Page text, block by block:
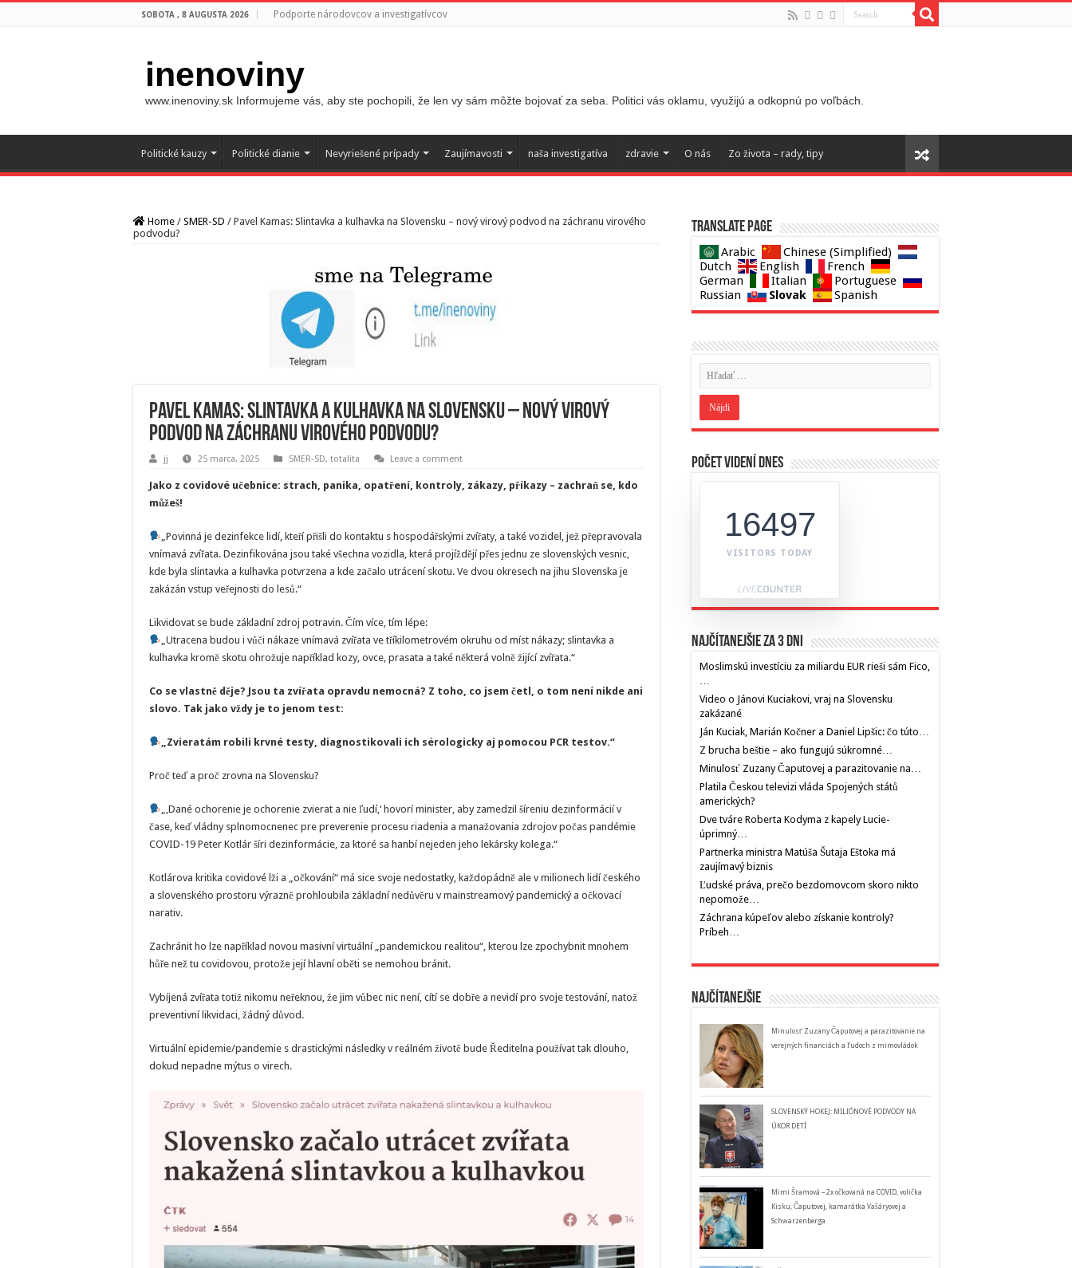
SOBOTA , 8 AUGUSTA 2026 Podporte národovcov a investigatívcov
inenoviny
www.inenoviny.sk Informujeme vás, aby ste pochopili, že len vy sám môžte bojovať za seba. Politici vás oklamu, využijú a odkopnú po voľbách.
Politické kauzy Politické dianie Nevyriešené prípady Zaujímavosti naša investigatíva zdravie O nás Zo života – rady, tipy
Home / SMER-SD / Pavel Kamas: Slintavka a kulhavka na Slovensku – nový virový podvod na záchranu virového
podvodu?
Pavel Kamas: Slintavka a kulhavka na Slovensku – nový virový
podvod na záchranu virového podvodu?
jj 25 marca, 2025 SMER-SD, totalita Leave a comment
Jako z covidové učebnice: strach, panika, opatření, kontroly, zákazy, příkazy – zachraň se, kdo
můžeš!
„Povinná je dezinfekce lidí, kteří přišli do kontaktu s hospodářskými zvířaty, a také vozidel, jež přepravovala
vnímavá zvířata. Dezinfikována jsou také všechna vozidla, která projíždějí přes jednu ze slovenských vesnic,
kde byla slintavka a kulhavka potvrzena a kde začalo utrácení skotu. Ve dvou okresech na jihu Slovenska je
zakázán vstup veřejnosti do lesů.“
Likvidovat se bude základní zdroj potravin. Čím více, tím lépe:
„Utracena budou i vůči nákaze vnímavá zvířata ve tříkilometrovém okruhu od míst nákazy; slintavka a
kulhavka kromě skotu ohrožuje například kozy, ovce, prasata a také některá volně žijící zvířata.“
Co se vlastně děje? Jsou ta zvířata opravdu nemocná? Z toho, co jsem četl, o tom není nikde ani
slovo. Tak jako vždy je to jenom test:
„Zvieratám robili krvné testy, diagnostikovali ich sérologicky aj pomocou PCR testov.“
Proč teď a proč zrovna na Slovensku?
„‚Dané ochorenie je ochorenie zvierat a nie ľudí,‘ hovorí minister, aby zamedzil šíreniu dezinformácií v
čase, keď vládny splnomocnenec pre preverenie procesu riadenia a manažovania zdrojov počas pandémie
COVID-19 Peter Kotlár šíri dezinformácie, za ktoré sa hanbí nejeden jeho lekársky kolega.“
Kotlárova kritika covidové lži a „očkování“ má sice svoje nedostatky, každopádně ale v milionech lidí českého
a slovenského prostoru výrazně prohloubila základní nedůvěru v mainstreamový pandemický a očkovací
narativ.
Zachránit ho lze například novou masivní virtuální „pandemickou realitou“, kterou lze zpochybnit mnohem
hůře než tu covidovou, protože její hlavní oběti se nemohou bránit.
Vybíjená zvířata totiž nikomu neřeknou, že jim vůbec nic není, cítí se dobře a nevidí pro svoje testování, natož
preventivní likvidaci, žádný důvod.
Virtuální epidemie/pandemie s drastickými následky v reálném životě bude Ředitelna používat tak dlouho,
dokud nepadne mýtus o virech.
Translate page
Arabic
Chinese (Simplified)
Dutch
English
French
German
Italian
Portuguese
Russian
Slovak Spanish
Počet videní dnes
16497
VISITORS TODAY
Najčítanejšie za 3 dni
Moslimskú investíciu za miliardu EUR rieši sám Fico,
…
Video o Jánovi Kuciakovi, vraj na Slovensku
zakázané
Ján Kuciak, Marián Kočner a Daniel Lipšic: čo túto…
Z brucha beštie – ako fungujú súkromné…
Minulosť Zuzany Čaputovej a parazitovanie na…
Platila Českou televizi vláda Spojených států
amerických?
Dve tváre Roberta Kodyma z kapely Lucie-
úprimný…
Partnerka ministra Matúša Šutaja Eštoka má
zaujímavý biznis
Ľudské práva, prečo bezdomovcom skoro nikto
nepomože…
Záchrana kúpeľov alebo získanie kontroly?
Príbeh…
Najčítanejšie
Minulosť Zuzany Čaputovej a parazitovanie na
verejných financiách a ľudoch z mimovládok
SLOVENSKÝ HOKEJ: MILIÓNOVÉ PODVODY NA
ÚKOR DETÍ
Mimi Šramová – 2x očkovaná na COVID, volička
Kisku, Čaputovej, kamarátka Vašáryovej a
Schwarzenberga